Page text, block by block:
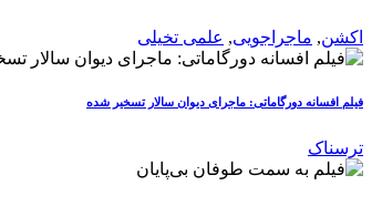
اکشن, ماجراجویی, علمی تخیلی
فیلم افسانه دورگاماتی: ماجرای دیوان سالار تسخیر شده
ترسناک